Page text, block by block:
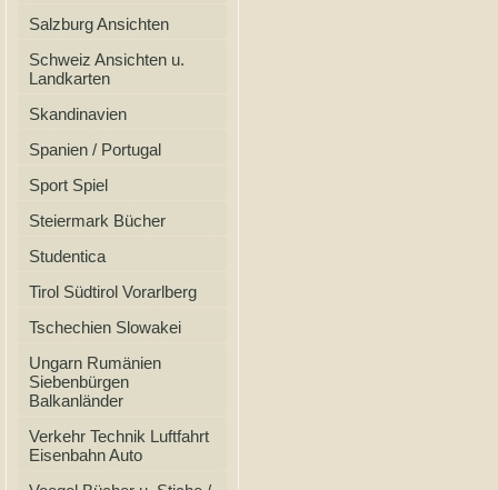
Salzburg Ansichten
Schweiz Ansichten u.
Landkarten
Skandinavien
Spanien / Portugal
Sport Spiel
Steiermark Bücher
Studentica
Tirol Südtirol Vorarlberg
Tschechien Slowakei
Ungarn Rumänien
Siebenbürgen
Balkanländer
Verkehr Technik Luftfahrt
Eisenbahn Auto